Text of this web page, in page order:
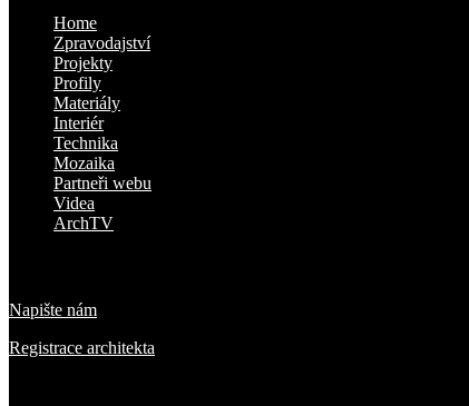
Home
Zpravodajství
Projekty
Profily
Materiály
Interiér
Technika
Mozaika
Partneři webu
Videa
ArchTV
Napište nám
Registrace architekta